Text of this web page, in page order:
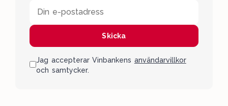
Din e-postadress
Skicka
Jag accepterar Vinbankens användarvillkor
och samtycker.